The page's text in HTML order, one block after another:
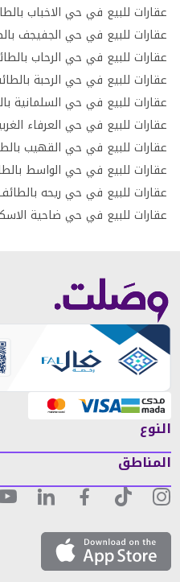
عقارات للبيع في حي الاخباب
عقارات للبيع في حي الجفيجف
عقارات للبيع في حي الرحاب
عقارات للبيع في حي الرحبة
عقارات للبيع في حي السلمانية
عقارات للبيع في حي القهيب
عقارات للبيع في حي الواسط
عقارات للبيع في حي ريحه
النوع
المناطق